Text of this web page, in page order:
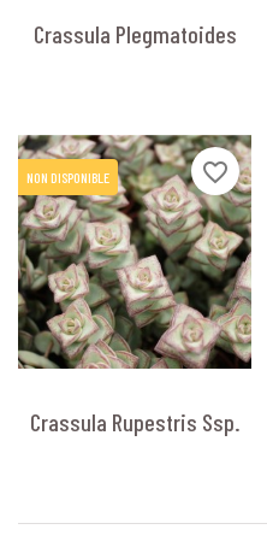
Crassula Plegmatoides
NON DISPONIBLE favorite_border
Crassula Rupestris Ssp.